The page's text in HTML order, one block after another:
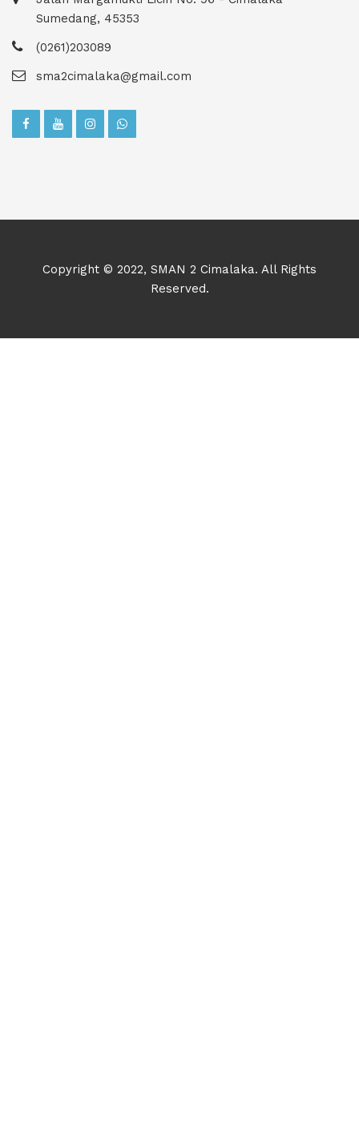
Sumedang, 45353
(0261)203089
sma2cimalaka@gmail.com
Copyright © 2022, SMAN 2 Cimalaka. All Rights
Reserved.